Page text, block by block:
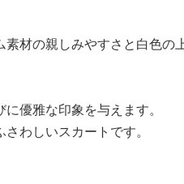
材の親しみやすさと白色の
優雅な印象を与えます。
わしいスカートです。